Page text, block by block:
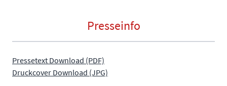
Presseinfo
Pressetext Download (PDF)
Druckcover Download (JPG)